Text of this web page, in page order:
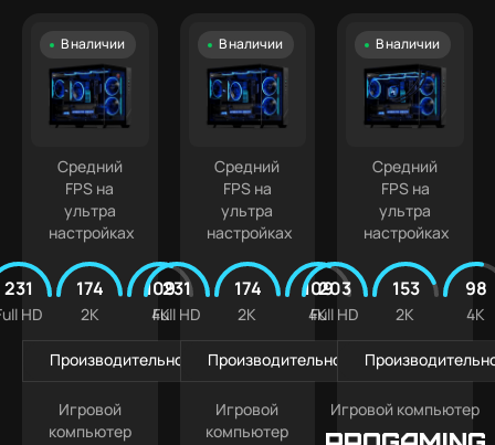
В наличии
Средний
FPS на
ультра
настройках
231
HD
174
2K
109
4K
Производительность в играх
Игровой
компьютер
В наличии
Средний
FPS на
ультра
настройках
231
Full HD
174
2K
109
4K
Производительность в играх
Игровой
компьютер
В наличии
Средний
FPS на
ультра
настройках
203
Full HD
153
2K
98
4K
Игровой компьютер